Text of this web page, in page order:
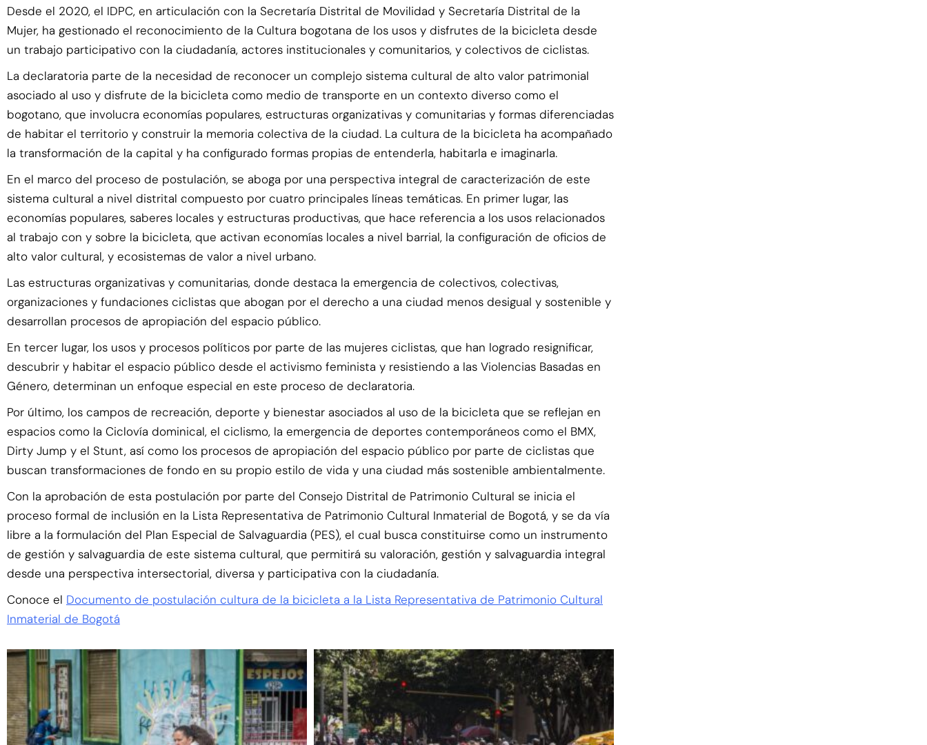
Desde el 2020, el IDPC, en articulación con la Secretaría Distrital de Movilidad y Secretaría Distrital de la
Mujer, ha gestionado el reconocimiento de la Cultura bogotana de los usos y disfrutes de la bicicleta desde
un trabajo participativo con la ciudadanía, actores institucionales y comunitarios, y colectivos de ciclistas.
La declaratoria parte de la necesidad de reconocer un complejo sistema cultural de alto valor patrimonial
asociado al uso y disfrute de la bicicleta como medio de transporte en un contexto diverso como el
bogotano, que involucra economías populares, estructuras organizativas y comunitarias y formas diferenciadas
de habitar el territorio y construir la memoria colectiva de la ciudad. La cultura de la bicicleta ha acompañado
la transformación de la capital y ha configurado formas propias de entenderla, habitarla e imaginarla.
En el marco del proceso de postulación, se aboga por una perspectiva integral de caracterización de este
sistema cultural a nivel distrital compuesto por cuatro principales líneas temáticas. En primer lugar, las
economías populares, saberes locales y estructuras productivas, que hace referencia a los usos relacionados
al trabajo con y sobre la bicicleta, que activan economías locales a nivel barrial, la configuración de oficios de
alto valor cultural, y ecosistemas de valor a nivel urbano.
Las estructuras organizativas y comunitarias, donde destaca la emergencia de colectivos, colectivas,
organizaciones y fundaciones ciclistas que abogan por el derecho a una ciudad menos desigual y sostenible y
desarrollan procesos de apropiación del espacio público.
En tercer lugar, los usos y procesos políticos por parte de las mujeres ciclistas, que han logrado resignificar,
descubrir y habitar el espacio público desde el activismo feminista y resistiendo a las Violencias Basadas en
Género, determinan un enfoque especial en este proceso de declaratoria.
Por último, los campos de recreación, deporte y bienestar asociados al uso de la bicicleta que se reflejan en
espacios como la Ciclovía dominical, el ciclismo, la emergencia de deportes contemporáneos como el BMX,
Dirty Jump y el Stunt, así como los procesos de apropiación del espacio público por parte de ciclistas que
buscan transformaciones de fondo en su propio estilo de vida y una ciudad más sostenible ambientalmente.
Con la aprobación de esta postulación por parte del Consejo Distrital de Patrimonio Cultural se inicia el
proceso formal de inclusión en la Lista Representativa de Patrimonio Cultural Inmaterial de Bogotá, y se da vía
libre a la formulación del Plan Especial de Salvaguardia (PES), el cual busca constituirse como un instrumento
de gestión y salvaguardia de este sistema cultural, que permitirá su valoración, gestión y salvaguardia integral
desde una perspectiva intersectorial, diversa y participativa con la ciudadanía.
Conoce el Documento de postulación cultura de la bicicleta a la Lista Representativa de Patrimonio Cultural
Inmaterial de Bogotá